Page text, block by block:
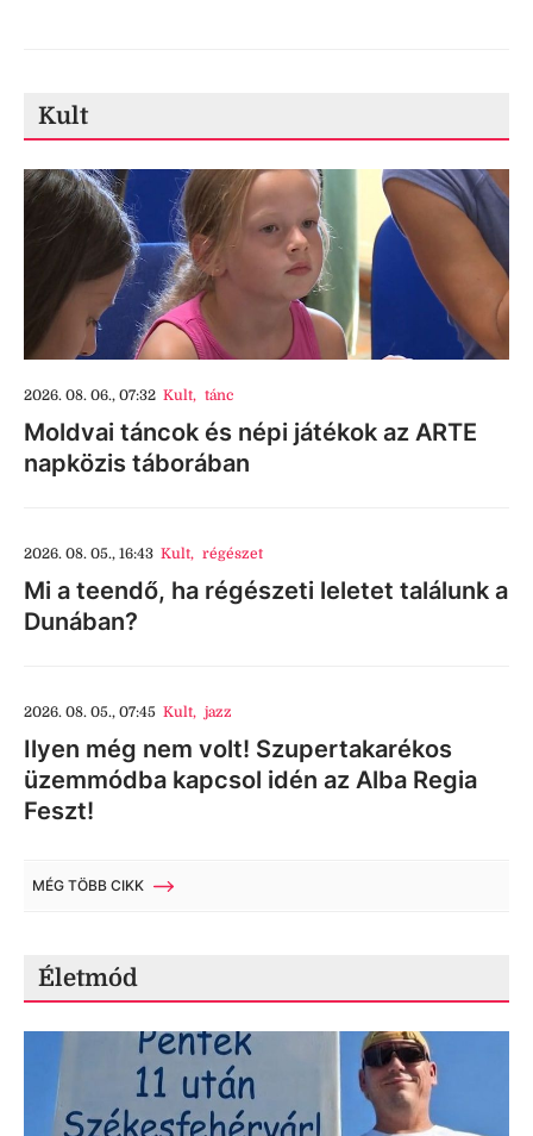
Kult
2026. 08. 06., 07:32 Kult, tánc
Moldvai táncok és népi játékok az ARTE
napközis táborában
2026. 08. 05., 16:43 Kult, régészet
Mi a teendő, ha régészeti leletet találunk a
Dunában?
2026. 08. 05., 07:45 Kult, jazz
Ilyen még nem volt! Szupertakarékos
üzemmódba kapcsol idén az Alba Regia
Feszt!
MÉG TÖBB CIKK
Életmód